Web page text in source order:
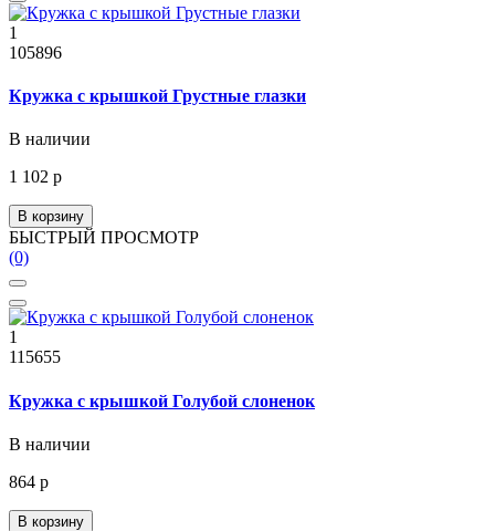
1
105896
Кружка с крышкой Грустные глазки
В наличии
1 102 р
В корзину
БЫСТРЫЙ ПРОСМОТР
(0)
1
115655
Кружка с крышкой Голубой слоненок
В наличии
864 р
В корзину